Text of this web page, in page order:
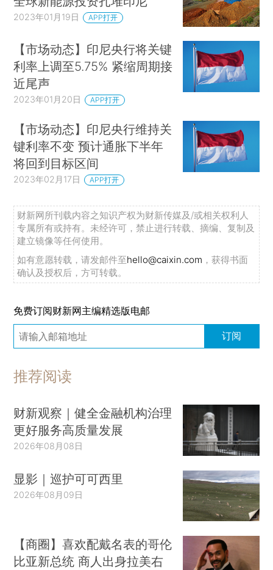
2023年01月19日 APP打开
【市场动态】印尼央行将关键
利率上调至5.75% 紧缩周期接
近尾声
2023年01月20日 APP打开
【市场动态】印尼央行维持关
键利率不变 预计通胀下半年
将回到目标区间
2023年02月17日 APP打开
财新网所刊载内容之知识产权为财新传媒及/或相关权利人
专属所有或持有。未经许可，禁止进行转载、摘编、复制及
建立镜像等任何使用。
如有意愿转载，请发邮件至hello@caixin.com ，获得书面
确认及授权后，方可转载。
免费订阅财新网主编精选版电邮
订阅
推荐阅读
财新观察｜健全金融机构治理
更好服务高质量发展
2026年08月08日
显影｜巡护可可西里
2026年08月09日
【商圈】喜欢配戴名表的哥伦
比亚新总统 商人出身拉美右